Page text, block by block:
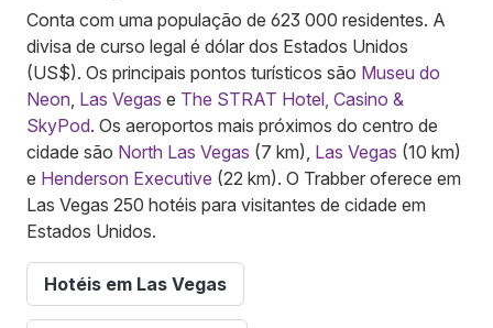
Conta com uma população de 623 000 residentes. A
divisa de curso legal é dólar dos Estados Unidos
(US$). Os principais pontos turísticos são Museu do
Neon Las Vegas e The STRAT Hotel, Casino &
SkyPod. Os aeroportos mais próximos do centro de
cidade são North Las Vegas (7 km), Las Vegas (10 km)
e Henderson Executive (22 km). O Trabber oferece em
Las Vegas 250 hotéis para visitantes de cidade em
Estados Unidos.
Hotéis em Las Vegas